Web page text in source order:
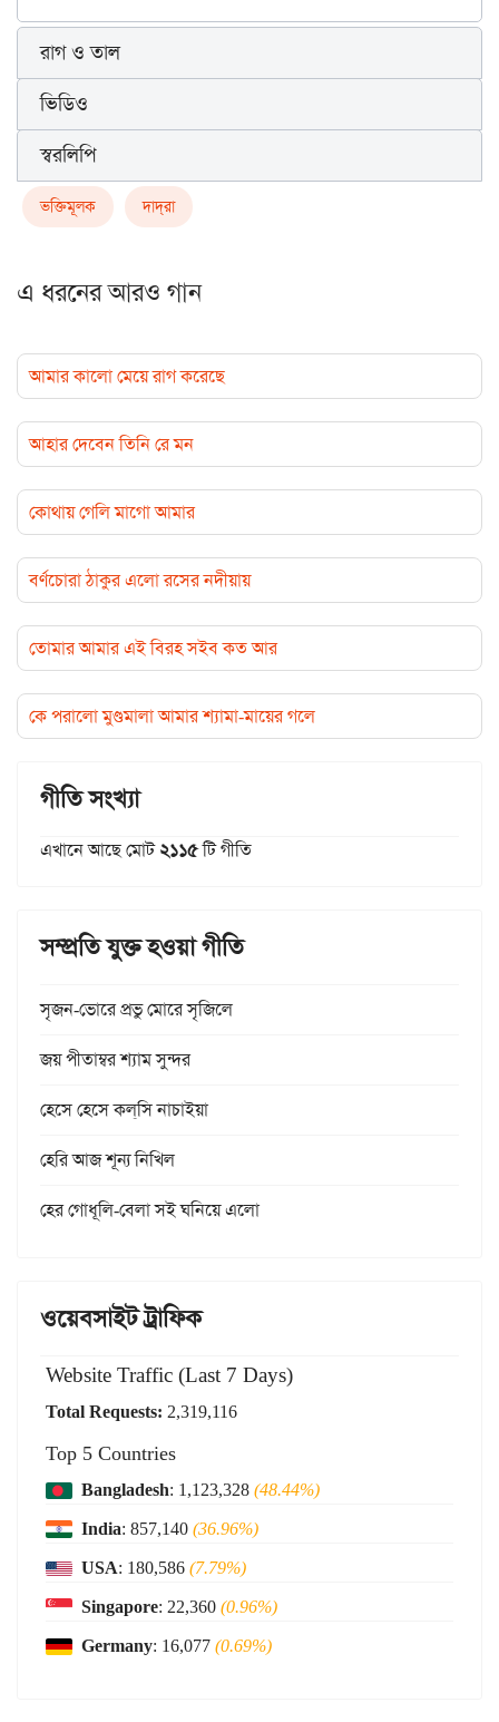
রাগ ও তাল
ভিডিও
স্বরলিপি
ভক্তিমূলক দাদ্‌রা
এ ধরনের আরও গান
আমার কালো মেয়ে রাগ করেছে
আহার দেবেন তিনি রে মন
কোথায় গেলি মাগো আমার
বর্ণচোরা ঠাকুর এলো রসের নদীয়ায়
তোমার আমার এই বিরহ সইব কত আর
কে পরালো মুণ্ডমালা আমার শ্যামা-মায়ের গলে
গীতি সংখ্যা
এখানে আছে মোট২১১৫টি গীতি
সম্প্রতি যুক্ত হওয়া গীতি
সৃজন-ভোরে প্রভু মোরে সৃজিলে
জয় পীতাম্বর শ্যাম সুন্দর
হেসে হেসে কল্‌সি নাচাইয়া
হেরি আজ শূন্য নিখিল
হের গোধূলি-বেলা সই ঘনিয়ে এলো
ওয়েবসাইট ট্রাফিক
Website Traffic (Last 7 Days)
Total Requests: 2,319,116
Top 5 Countries
Bangladesh: 1,123,328(48.44%)
India: 857,140(36.96%)
USA: 180,586(7.79%)
Singapore: 22,360(0.96%)
Germany: 16,077(0.69%)